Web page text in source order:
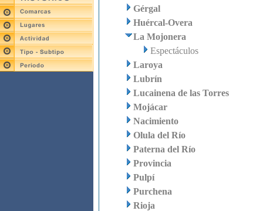
Gérgal
Huércal-Overa
La Mojonera
Espectáculos
Laroya
Lubrín
Lucainena de las Torres
Mojácar
Nacimiento
Olula del Río
Paterna del Río
Provincia
Pulpí
Purchena
Rioja